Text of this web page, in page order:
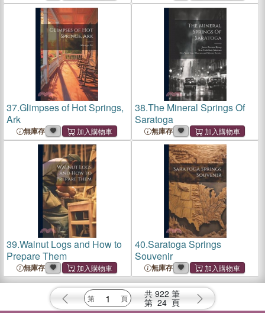
37.Glimpses of Hot Springs,
Ark
無庫存
38.The Mineral Springs Of
Saratoga
無庫存
39.Walnut Logs and How to
Prepare Them
無庫存
40.Saratoga Springs
Souvenir
無庫存
共 922 筆
第 24 頁